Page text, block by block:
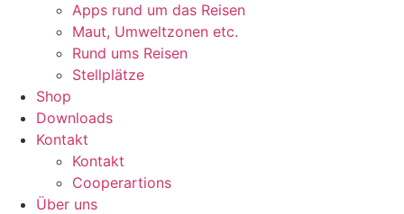
Apps rund um das Reisen
Maut, Umweltzonen etc.
Rund ums Reisen
Stellplätze
Shop
Downloads
Kontakt
Kontakt
Cooperartions
Über uns